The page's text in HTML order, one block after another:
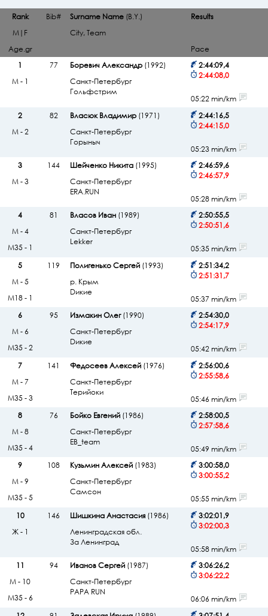
Rank Bib# Surname Name(B.Y.)
City, Team
Results
M|F
Age.gr
Pace
1
77 Боревич Александр(1992)
Санкт-Петербург
Гольфстрим
2:44:09,4
2:44:08,0
М - 1
05:22 min/km
2
82 Власюк Владимир(1971)
Санкт-Петербург
Горыныч
2:44:16,5
2:44:15,0
М - 2
05:23 min/km
3
144 Шейченко Никита(1995)
Санкт-Петербург
ERA.RUN
2:46:59,6
2:46:57,9
М - 3
05:28 min/km
4
81 Власов Иван(1989)
Санкт-Петербург
Lekker
2:50:55,5
2:50:51,6
М - 4
М35 - 1
05:35 min/km
5
119 Полигенько Сергей(1993)
р. Крым
Dикие
2:51:34,2
2:51:31,7
М - 5
М18 - 1
05:37 min/km
6
95 Измакин Олег(1990)
Санкт-Петербург
Dикие
2:54:30,0
2:54:17,9
М - 6
М35 - 2
05:42 min/km
7
141 Федосеев Алексей(1976)
Санкт-Петербург
Терийоки
2:56:00,6
2:55:58,6
М - 7
М35 - 3
05:46 min/km
8
76 Бойко Евгений(1986)
Санкт-Петербург
EB_team
2:58:00,5
2:57:58,6
М - 8
М35 - 4
05:49 min/km
9
108 Кузьмин Алексей(1983)
Санкт-Петербург
Самсон
3:00:58,0
3:00:55,2
М - 9
М35 - 5
05:55 min/km
10
146 Шишкина Анастасия(1986)
Ленинградская обл.
За Ленинград
3:02:01,9
3:02:00,3
Ж - 1
05:58 min/km
11
94 Иванов Сергей(1987)
Санкт-Петербург
PAPA RUN
3:06:26,2
3:06:22,2
М - 10
М35 - 6
06:06 min/km